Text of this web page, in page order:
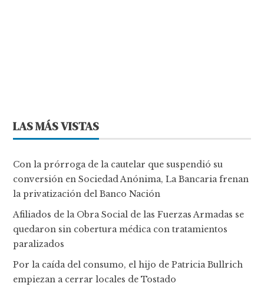
LAS MÁS VISTAS
Con la prórroga de la cautelar que suspendió su
conversión en Sociedad Anónima, La Bancaria frenan
la privatización del Banco Nación
Afiliados de la Obra Social de las Fuerzas Armadas se
quedaron sin cobertura médica con tratamientos
paralizados
Por la caída del consumo, el hijo de Patricia Bullrich
empiezan a cerrar locales de Tostado